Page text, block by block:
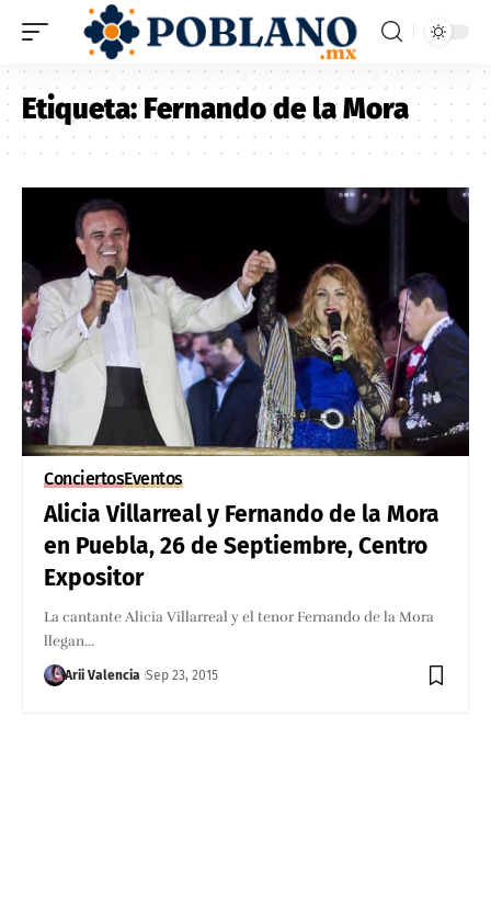
Etiqueta:Fernando de la Mora
ConciertosEventos
Alicia Villarreal y Fernando de la Mora
en Puebla, 26 de Septiembre, Centro
Expositor
La cantante Alicia Villarreal y el tenor Fernando de la Mora
llegan…
Arii Valencia Sep 23, 2015